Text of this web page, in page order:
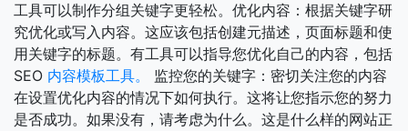
工具可以制作分组关键字更轻松。优化内容：根据关键字研
究优化或写入内容。这应该包括创建元描述，页面标题和使
用关键字的标题。有工具可以指导您优化自己的内容，包括
SEO 内容模板工具。 监控您的关键字：密切关注您的内容
在设置优化内容的情况下如何执行。这将让您指示您的努力
是否成功。如果没有，请考虑为什么。这是什么样的网站正